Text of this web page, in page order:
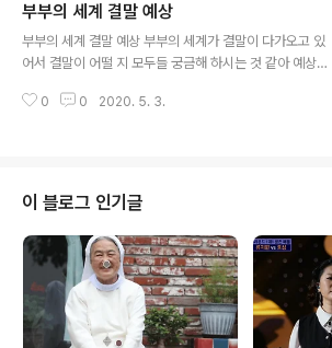
2. 1949년 기축년에 개미 떼 수천마리가 서로 싸움을 하
여 법당과 중대 뜰에 죽어있는 모습이 너무나 불길하게 느
껴 역학 원리를 분석하여 내년에 남북 간의 민족상잔이 벌
국제정치 핵심은 남북분단의 종결이며, 그것은 천륜이고
부부의 세계 결말 예상
부부의 세계 결말 예상 부부의 세계가 결말이 다가오고 있
어서 결말이 어떨 지 모두들 궁금해 하시는 것 같아 예상을
결말도 같을 것 같습니다. 원작 닥터포스터 무료보기 올려
를 생각하면 불륜도 하면 안 될 것 같습니다. 결혼은 약속입
니다. 부부의세계도 피해를 입는 것은 주인공 아들이 가장
갈등을 많이 하고 부모 사이에서 가장 방황하고 있습니다.
닥터포스터 무료보기와 줄거리입니다. https://7505.tist
ory.com/entry/%EB%8B%A5%ED%84%B0%E
D%8F%AC..
0 0 2020. 5. 3.
이 블로그 인기글